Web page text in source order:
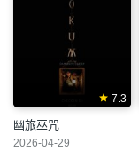
7.3
幽旅巫咒
2026-04-29